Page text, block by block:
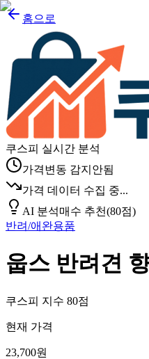
홈으로
쿠스피 실시간 분석
가격변동 감지안됨
가격 데이터 수집 중...
AI 분석매수 추천(80점)
반려/애완용품
웁스 반려견
쿠스피 지수 80점
현재 가격
23,700원